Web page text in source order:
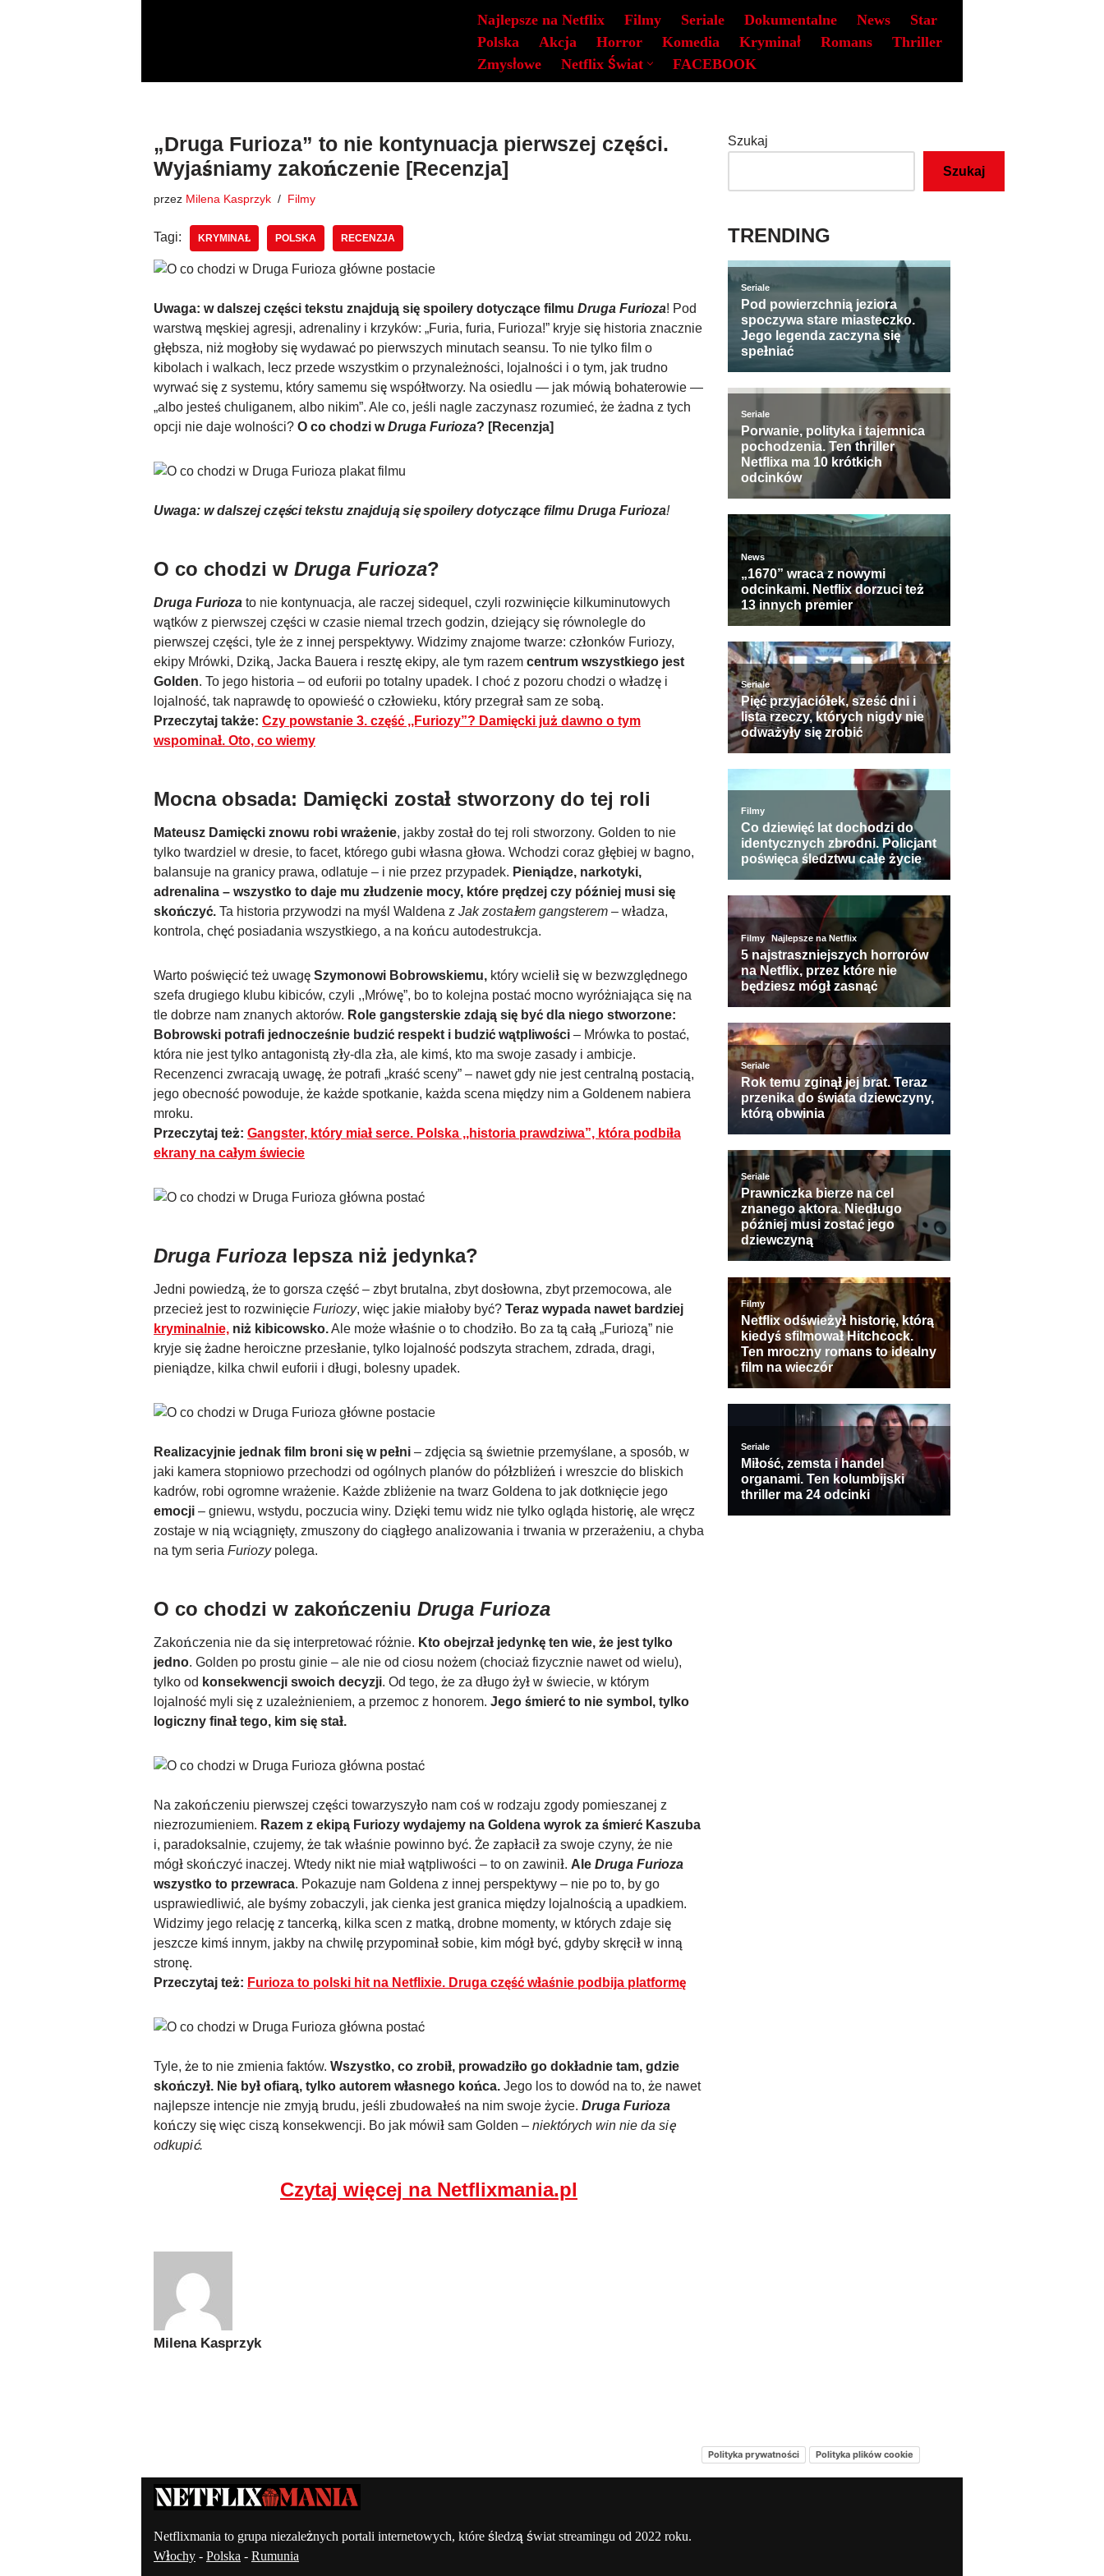
treści
Najlepsze na Netflix Filmy Seriale Dokumentalne News
Star
Polska
Akcja Horror Komedia Kryminał Romans
Thriller
Zmysłowe
Netflix Świat FACEBOOK
„Druga Furioza” to nie kontynuacja pierwszej części.
Wyjaśniamy zakończenie [Recenzja]
przez Milena Kasprzyk Filmy
Tagi: KRYMINAŁ POLSKA RECENZJA
Uwaga: w dalszej części tekstu znajdują się spoilery dotyczące filmu Druga Furioza! Pod
warstwą męskiej agresji, adrenaliny i krzyków: „Furia, furia, Furioza!” kryje się historia znacznie
głębsza, niż mogłoby się wydawać po pierwszych minutach seansu. To nie tylko film o
kibolach i walkach, lecz przede wszystkim o przynależności, lojalności i o tym, jak trudno
wyrwać się z systemu, który samemu się współtworzy. Na osiedlu — jak mówią bohaterowie —
„albo jesteś chuliganem, albo nikim”. Ale co, jeśli nagle zaczynasz rozumieć, że żadna z tych
opcji nie daje wolności? O co chodzi wDruga Furioza? [Recenzja]
Uwaga: w dalszej części tekstu znajdują się spoilery dotyczące filmu Druga Furioza!
O co chodzi w Druga Furioza?
Druga Furioza to nie kontynuacja, ale raczej sidequel, czyli rozwinięcie kilkuminutowych
wątków z pierwszej części w czasie niemal trzech godzin, dziejący się równolegle do
pierwszej części, tyle że z innej perspektywy. Widzimy znajome twarze: członków Furiozy,
ekipy Mrówki, Dziką, Jacka Bauera i resztę ekipy, ale tym razem centrum wszystkiego jest
Golden. To jego historia – od euforii po totalny upadek. I choć z pozoru chodzi o władzę i
lojalność, tak naprawdę to opowieść o człowieku, który przegrał sam ze sobą.
Przeczytaj także: Czy powstanie 3. część ,,Furiozy”? Damięcki już dawno o tym
wspominał. Oto, co wiemy
Mocna obsada: Damięcki został stworzony do tej roli
Mateusz Damięcki znowu robi wrażenie, jakby został do tej roli stworzony. Golden to nie
tylko twardziel w dresie, to facet, którego gubi własna głowa. Wchodzi coraz głębiej w bagno,
balansuje na granicy prawa, odlat­uje – i nie przez przypadek. Pieniądze, narkotyki,
adrenalina – wszystko to daje mu złudzenie mocy, które prędzej czy później musi się
skończyć. Ta historia przywodzi na myśl Waldena z Jak zostałem gangsterem – władza,
kontrola, chęć posiadania wszystkiego, a na końcu autodestrukcja.
Warto poświęcić też uwagę Szymonowi Bobrowskiemu, który wcielił się w bezwzględnego
szefa drugiego klubu kibiców, czyli ,,Mrówę”, bo to kolejna postać mocno wyróżniająca się na
tle dobrze nam znanych aktorów. Role gangsterskie zdają się być dla niego stworzone:
Bobrowski potrafi jednocześnie budzić respekt i budzić wątpliwości – Mrówka to postać,
która nie jest tylko antagonistą zły-dla zła, ale kimś, kto ma swoje zasady i ambicje.
Recenzenci zwracają uwagę, że potrafi „kraść sceny” – nawet gdy nie jest centralną postacią,
jego obecność powoduje, że każde spotkanie, każda scena między nim a Goldenem nabiera
mroku.
Przeczytaj też: Gangster, który miał serce. Polska ,,historia prawdziwa”, która podbiła
ekrany na całym świecie
Druga Furioza lepsza niż jedynka?
Jedni powiedzą, że to gorsza część – zbyt brutalna, zbyt dosłowna, zbyt przemocowa, ale
przecież jest to rozwinięcie Furiozy, więc jakie miałoby być? Teraz wypada nawet bardziej
kryminalnie, niż kibicowsko.Ale może właśnie o to chodziło. Bo za tą całą „Furiozą” nie
kryje się żadne heroiczne przesłanie, tylko lojalność podszyta strachem, zdrada, dragi,
pieniądze, kilka chwil euforii i długi, bolesny upadek.
Realizacyjnie jednak film broni się w pełni – zdjęcia są świetnie przemyślane, a sposób, w
jaki kamera stopniowo przechodzi od ogólnych planów do półzbliżeń i wreszcie do bliskich
kadrów, robi ogromne wrażenie. Każde zbliżenie na twarz Goldena to jak dotknięcie jego
emocji – gniewu, wstydu, poczucia winy. Dzięki temu widz nie tylko ogląda historię, ale wręcz
zostaje w nią wciągnięty, zmuszony do ciągłego analizowania i trwania w przerażeniu, a chyba
na tym seria Furiozypolega.
O co chodzi w zakończeniu Druga Furioza
Zakończenia nie da się interpretować różnie. Kto obejrzał jedynkę ten wie, że jest tylko
jedno. Golden po prostu ginie – ale nie od ciosu nożem (chociaż fizycznie nawet od wielu),
tylko od konsekwencji swoich decyzji. Od tego, że za długo żył w świecie, w którym
lojalność myli się z uzależnieniem, a przemoc z honorem. Jego śmierć to nie symbol, tylko
logiczny finał tego, kim się stał.
Na zakończeniu pierwszej części towarzyszyło nam coś w rodzaju zgody pomieszanej z
niezrozumieniem. Razem z ekipą Furiozy wydajemy na Goldena wyrok za śmierć Kaszuba
i, paradoksalnie, czujemy, że tak właśnie powinno być. Że zapłacił za swoje czyny, że nie
mógł skończyć inaczej. Wtedy nikt nie miał wątpliwości – to on zawinił. Ale Druga Furioza
wszystko to przewraca. Pokazuje nam Goldena z innej perspektywy – nie po to, by go
usprawiedliwić, ale byśmy zobaczyli, jak cienka jest granica między lojalnością a upadkiem.
Widzimy jego relację z tancerką, kilka scen z matką, drobne momenty, w których zdaje się
jeszcze kimś innym, jakby na chwilę przypominał sobie, kim mógł być, gdyby skręcił w inną
stronę.
Przeczytaj też: Furioza to polski hit na Netflixie. Druga część właśnie podbija platformę
Tyle, że to nie zmienia faktów. Wszystko, co zrobił, prowadziło go dokładnie tam, gdzie
skończył. Nie był ofiarą, tylko autorem własnego końca. Jego los to dowód na to, że nawet
najlepsze intencje nie zmyją brudu, jeśli zbudowałeś na nim swoje życie. Druga Furioza
kończy się więc ciszą konsekwencji. Bo jak mówił sam Golden – niektórych win nie da się
odkupić.
Czytaj więcej na Netflixmania.pl
Milena Kasprzyk
Szukaj
Szukaj
TRENDING
Polityka prywatności Polityka plików cookie
Netflixmania to grupa niezależnych portali internetowych, które śledzą świat streamingu od 2022 roku.
Włochy - Polska - Rumunia